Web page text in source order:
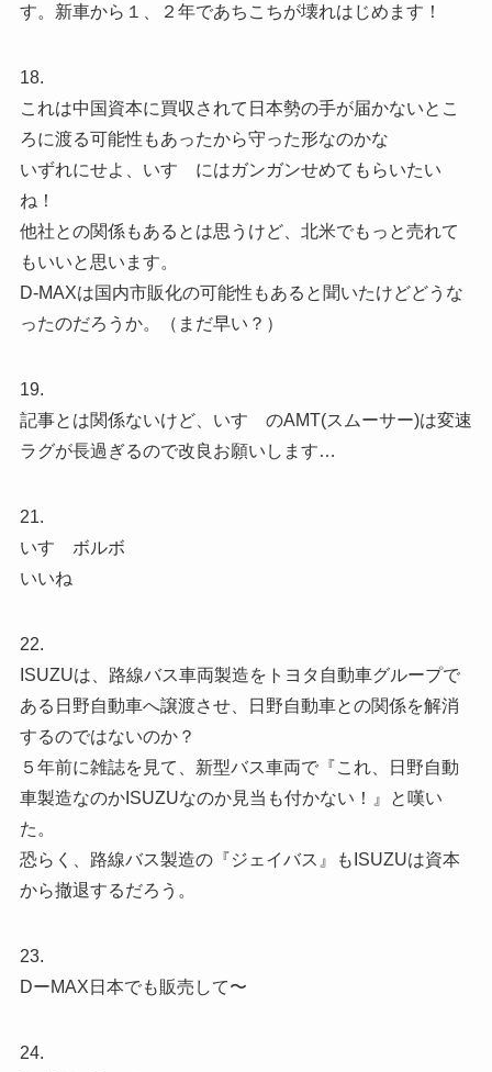
す。新車から１、２年であちこちが壊れはじめます！
18.
これは中国資本に買収されて日本勢の手が届かないとこ
ろに渡る可能性もあったから守った形なのかな
いずれにせよ、いすゞにはガンガンせめてもらいたい
ね！
他社との関係もあるとは思うけど、北米でもっと売れて
もいいと思います。
D-MAXは国内市販化の可能性もあると聞いたけどどうな
ったのだろうか。（まだ早い？）
19.
記事とは関係ないけど、いすゞのAMT(スムーサー)は変速
ラグが長過ぎるので改良お願いします…
21.
いすゞボルボ
いいね
22.
ISUZUは、路線バス車両製造をトヨタ自動車グループで
ある日野自動車へ譲渡させ、日野自動車との関係を解消
するのではないのか？
５年前に雑誌を見て、新型バス車両で『これ、日野自動
車製造なのかISUZUなのか見当も付かない！』と嘆い
た。
恐らく、路線バス製造の『ジェイバス』もISUZUは資本
から撤退するだろう。
23.
DーMAX日本でも販売して〜
24.